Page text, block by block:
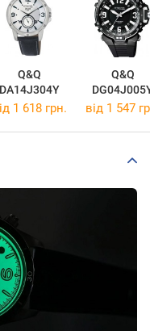
Q&Q
DA14J304Y
Q&Q
1 618 грн. від 1 547